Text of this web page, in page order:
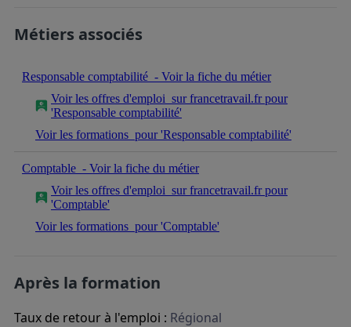
Métiers associés
Responsable comptabilité - Voir la fiche du métier
Voir les offres d'emploi sur francetravail.fr pour
'Responsable comptabilité'
Voir les formations pour 'Responsable comptabilité'
Comptable - Voir la fiche du métier
Voir les offres d'emploi sur francetravail.fr pour
'Comptable'
Voir les formations pour 'Comptable'
Après la formation
Taux de retour à l'emploi : Régional